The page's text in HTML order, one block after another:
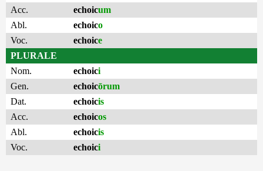
Acc.
echoicum
Abl.
echoico
Voc.
echoice
PLURALE
Nom.
echoici
Gen.
echoicōrum
Dat.
echoicis
Acc.
echoicos
Abl.
echoicis
Voc.
echoici